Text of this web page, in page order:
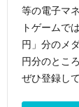
等の電子マ
トゲームで
円」分のメ
円分のとこ
ぜひ登録し